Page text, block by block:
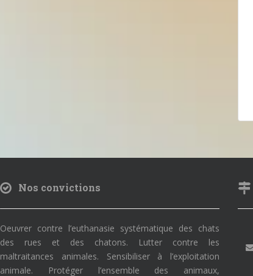
Nos convictions
Oeuvrer contre l’euthanasie systématique des chats
des rues et des chatons. Lutter contre les
maltraitances animales. Sensibiliser à l’exploitation
animale. Protéger l’ensemble des animaux,